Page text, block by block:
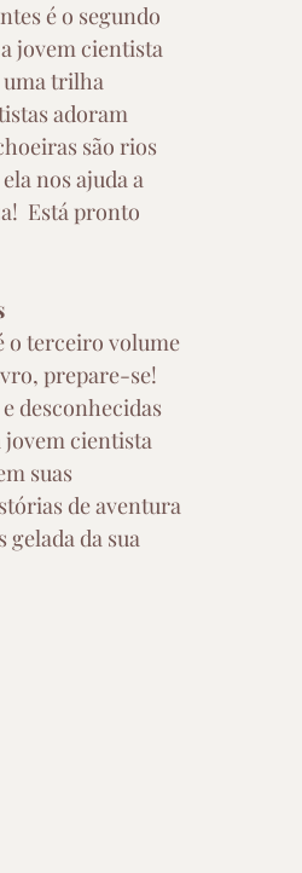
é o segundo
jovem cientista
uma trilha
adoram
são rios
nos ajuda a
Está pronto
o terceiro volume
prepare-se!
desconhecidas
jovem cientista
suas
de aventura
da sua